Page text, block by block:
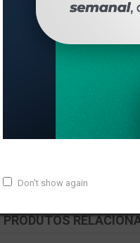
Don't show again
peso linear de 0,173kg/m.
PRODUTOS